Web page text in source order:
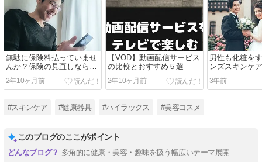
無駄に保険料払っていませ
んか？保険の見直しなら
【保険コネクト】がおすす
め！
2年10ヶ月前
【VOD】動画配信サービス
の比較とおすすめ５選
2年10ヶ月前
男性も化粧を
ンズスキンケ
番とは？
3年前
#スキンケア #健康器具 #ハイラックス #美容コスメ
このブログのここがポイント
多角的に健康・美容・趣味を扱う幅広いテーマ展開